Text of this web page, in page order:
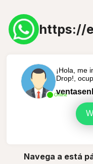
https://
Online
¡Hola, me
Drop!,
Navega a está